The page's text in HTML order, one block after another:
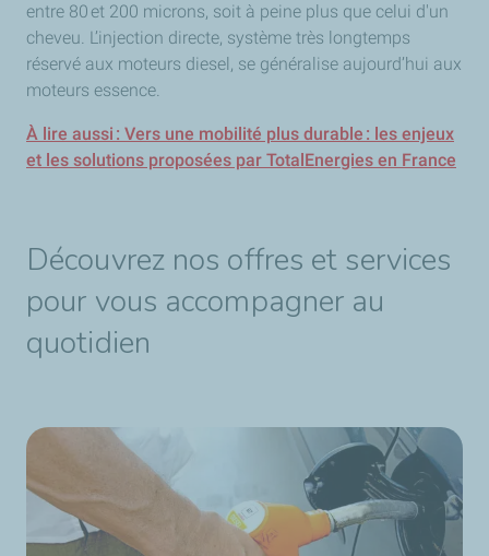
entre 80 et 200 microns, soit à peine plus que celui d'un
cheveu. L’injection directe, système très longtemps
réservé aux moteurs diesel, se généralise aujourd’hui aux
moteurs essence.
À lire aussi : Vers une mobilité plus durable : les enjeux
et les solutions proposées par TotalEnergies en France
Découvrez nos offres et services
pour vous accompagner au
quotidien